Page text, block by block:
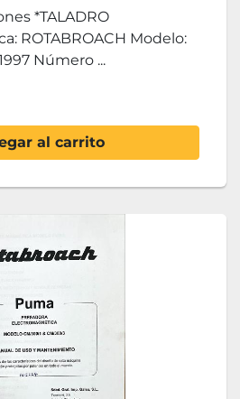
*TALADRO
ROTABROACH Modelo:
Número ...
al carrito